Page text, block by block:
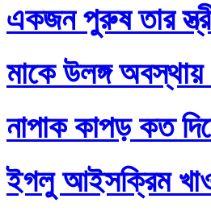
একজন পুরুষ তার
মাকে উলঙ্গ অবস্থায়
নাপাক কাপড় কত
ইগলু আইসক্রিম